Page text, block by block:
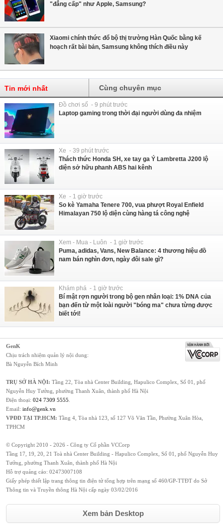
"đẳng cấp" như Apple, Samsung?
Xiaomi chính thức đổ bộ thị trường Hàn Quốc bằng kế
hoạch rất bài bản, Samsung không thích điều này
Tin mới nhất Cùng chuyên mục
Đồ chơi số - 9 phút trước
Laptop gaming trong thời đại người dùng đa nhiệm
Xe - 39 phút trước
Thách thức Honda SH, xe tay ga Ý Lambretta J200 lộ
diện sở hữu phanh ABS hai kênh
Xe - 1 giờ trước
So kè Yamaha Tenere 700, vua phượt Royal Enfield
Himalayan 750 lộ diện cùng hàng tá công nghệ
Xem - Mua - Luôn - 1 giờ trước
Puma, adidas, Vans, New Balance: 4 thương hiệu đồ
nam bán nghìn đơn, ngày đôi sale gì?
Khám phá - 1 giờ trước
Bí mật rợn người trong bộ gen nhân loại: 1% DNA của
bạn đến từ một loài người "bóng ma" chưa từng được
biết tới!
GenK
Chịu trách nhiệm quản lý nội dung:
Bà Nguyễn Bích Minh
TRỤ SỞ HÀ NỘI: Tầng 22, Tòa nhà Center Building, Hapulico Complex, Số 01, phố
Nguyễn Huy Tưởng, phường Thanh Xuân, thành phố Hà Nội
Điện thoại: 024 7309 5555
Email: info@genk.vn
VPĐD TẠI TP.HCM: Tầng 4, Tòa nhà 123, số 127 Võ Văn Tần, Phường Xuân Hòa,
TPHCM
© Copyright 2010 - 2026 - Công ty Cổ phần VCCorp
Tầng 17, 19, 20, 21 Toà nhà Center Building - Hapulico Complex, Số 01, phố Nguyễn Huy
Tưởng, phường Thanh Xuân, thành phố Hà Nội
Hỗ trợ quảng cáo: 02473007108
Giấy phép thiết lập trang thông tin điện tử tổng hợp trên mạng số 460/GP-TTĐT do Sở
Thông tin và Truyền thông Hà Nội cấp ngày 03/02/2016
Xem bản Desktop